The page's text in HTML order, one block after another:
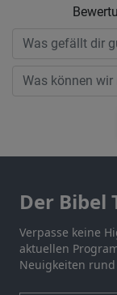
Der Bibel
Verpasse keine
aktuellen
Neuigkeiten